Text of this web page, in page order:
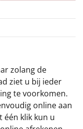
zolang de
ziet u bij ieder
te voorkomen.
online aan
één klik kun u